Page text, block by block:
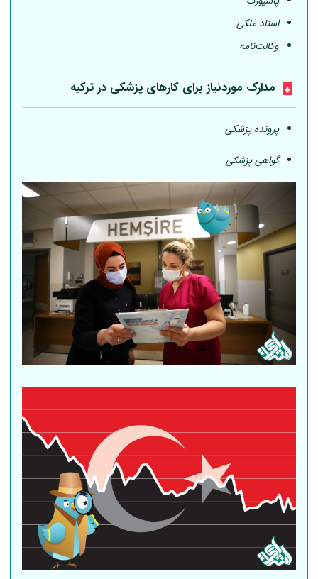
اسناد ملکی
وکالت‌نامه
مدارک موردنیاز برای کارهای پزشکی در ترکیه
پرونده پزشکی
گواهی پزشکی